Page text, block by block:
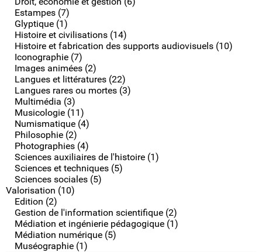
Estampes (7)
Glyptique (1)
Histoire et civilisations (14)
Histoire et fabrication des supports audiovisuels (10)
Iconographie (7)
Images animées (2)
Langues et littératures (22)
Langues rares ou mortes (3)
Multimédia (3)
Musicologie (11)
Numismatique (4)
Philosophie (2)
Photographies (4)
Sciences auxiliaires de l'histoire (1)
Sciences et techniques (5)
Sciences sociales (5)
Valorisation (10)
Edition (2)
Gestion de l'information scientifique (2)
Médiation et ingénierie pédagogique (1)
Médiation numérique (5)
Muséographie (1)